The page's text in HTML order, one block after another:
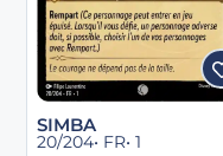
SIMBA
20/204• FR• 1